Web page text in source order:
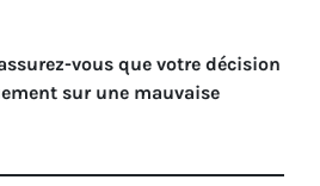
vous que votre décision
sur une mauvaise